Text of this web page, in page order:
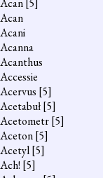
Acan[5]
Acan
Acani
Acanna
Acanthus
Accessie
Acervus [5]
Acetabuł[5]
Acetometr[5]
Aceton[5]
Acetyl[5]
Ach! [5]